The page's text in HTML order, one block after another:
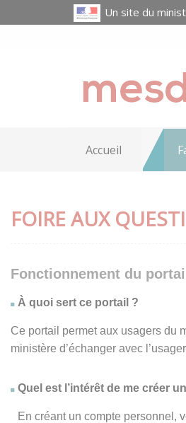
Un site du
Accueil
FOIRE AUX
Fonctionnement du portail
À quoi sert ce portail ?
Ce portail permet aux usagers du
ministère d’échanger avec
Quel est l’intérêt de me créer
En créant un compte personnel,